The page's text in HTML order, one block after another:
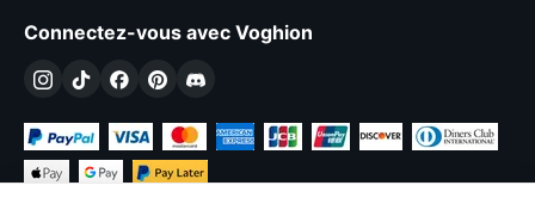
Connectez-vous avec Voghion